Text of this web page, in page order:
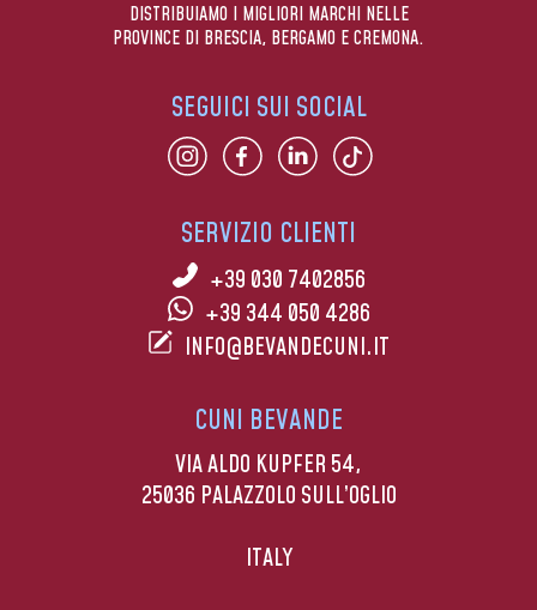
DISTRIBUIAMO I MIGLIORI MARCHI NELLE
PROVINCE DI BRESCIA, BERGAMO E CREMONA.
SERVIZIO CLIENTI
+39 030 7402856
+39 344 050 4286
INFO@BEVANDECUNI.IT
CUNI BEVANDE
VIA ALDO KUPFER 54,
25036 PALAZZOLO SULL’OGLIO
ITALY
SEGUICI SUI SOCIAL